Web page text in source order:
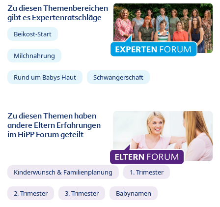
Zu diesen Themenbereichen
gibt es Expertenratschläge
Beikost-Start
Milchnahrung
Rund um Babys Haut Schwangerschaft
Zu diesen Themen haben
andere Eltern Erfahrungen
im HiPP Forum geteilt
Kinderwunsch & Familienplanung 1. Trimester
2. Trimester 3. Trimester Babynamen